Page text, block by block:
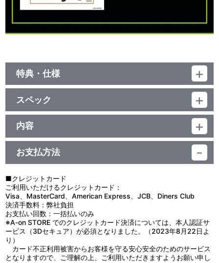
特典・仕様
特典
店舗特典として、A-on STOREでは冊子表紙イラスト「キョウ＆リ
ョーコ」のミニ色紙(横121㎜×縦136㎜)が、サンライズストア(プレ
ミアムバンダイ内)では冊子裏表紙イラスト「キョウ＆シズノ」のミ
ニ色紙(横121㎜×縦136㎜)が付属。（店舗特典の詳細は、各店舗の
受注サイトをご確認ください。）
スペック
品番：TU-10479
ジャンル：その他
【書籍】
冊子：A4サイズ／縦判／300ページ以上予定
三方背BOXケース付き
ディスク枚数：1枚(CD1枚)
収録時間：約 25分予定
10mmジュエルケース入り
生産国：日本
内容
本書籍は、『ゼーガペイン PROJECT REUNION』の集大成となる
設定集で、A4サイズ・300ページ以上の冊子で構成されています。
冊子を収納する三方背BOXには、『ゼーガペイン』シリーズより、
ルティール」の新規描き下ろしイラストを使用。「ゼーガペイン ア
ルティール」は一部ホロの箔押しを使用した美麗なデザインに仕上
がっています。
冊子の表紙・裏表紙には、『ゼーガペイン』より、キャラクター作
画監督・大貫健一氏による新規描き下ろしイラストを使用。表紙は
「キョウ＆リョーコ」、裏表紙は「キョウ＆シズノ」になっていま
す。
冊子には、『ゼーガペイン』、『ゼーガペインADP』、『ゼーガペ
インSTA』よりキャラクター・メカニックの設定画や、美術設定、
過去の版権イラストなどを収録。各作品の解説ページや、OP・ED
お支払方法
■クレジットカード
ご利用いただけるクレジットカード：
Visa、MasterCard、American Express、JCB、Diners Club
決済手数料：弊社負担
お支払い回数：一括払いのみ
※A-on STORE でのクレジットカード決済については、本人認証サ
ービス（3Dセキュア）が必須となりました。（2023年8月22日よ
り）
カード不正利用被害からお客様を守る安心安全のためのサービス
となりますので、ご理解の上、ご利用いただきますようお願い申し